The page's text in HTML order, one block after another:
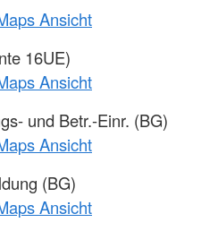
Ansicht
16UE)
Ansicht
und Betr.-Einr. (BG)
Ansicht
(BG)
Ansicht